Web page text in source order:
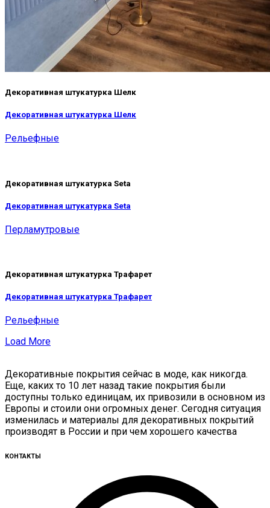
Декоративная штукатурка Шелк
Декоративная штукатурка Шелк
Рельефные
Декоративная штукатурка Seta
Декоративная штукатурка Seta
Перламутровые
Декоративная штукатурка Трафарет
Декоративная штукатурка Трафарет
Рельефные
Load More
Декоративные покрытия сейчас в моде, как никогда.
Еще, каких то 10 лет назад такие покрытия были
доступны только единицам, их привозили в основном из
Европы и стоили они огромных денег. Сегодня ситуация
изменилась и материалы для декоративных покрытий
производят в России и при чем хорошего качества
КОНТАКТЫ